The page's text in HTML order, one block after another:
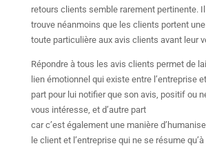
retours clients semble rarement pertinente.
trouve néanmoins que les clients portent
toute particulière aux avis clients avant leur
Répondre à tous les avis clients permet de
lien émotionnel qui existe entre l’entreprise
part pour lui notifier que son avis, positif ou
vous intéresse, et d’autre part
car c’est également une manière
le client et l’entreprise qui ne se résume